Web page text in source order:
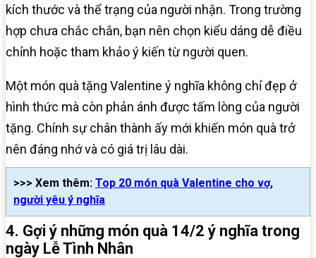
kích thước và thể trạng của người nhận. Trong trường
hợp chưa chắc chắn, bạn nên chọn kiểu dáng dễ điều
chỉnh hoặc tham khảo ý kiến từ người quen.
Một món quà tặng Valentine ý nghĩa không chỉ đẹp ở
hình thức mà còn phản ánh được tấm lòng của người
tặng. Chính sự chân thành ấy mới khiến món quà trở
nên đáng nhớ và có giá trị lâu dài.
>>> Xem thêm: Top 20 món quà Valentine cho vợ,
người yêu ý nghĩa
4. Gợi ý những món quà 14/2 ý nghĩa trong
ngày Lễ Tình Nhân